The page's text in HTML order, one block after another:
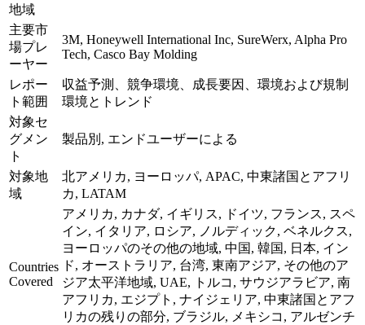
地域
主要市
場プレ
ーヤー
3M, Honeywell International Inc, SureWerx, Alpha Pro
Tech, Casco Bay Molding
レポー
ト範囲
収益予測、競争環境、成長要因、環境および規制
環境とトレンド
対象セ
グメン
ト
製品別, エンドユーザーによる
対象地
域
北アメリカ, ヨーロッパ, APAC, 中東諸国とアフリ
カ, LATAM
Countries
Covered
アメリカ, カナダ, イギリス, ドイツ, フランス, スペ
イン, イタリア, ロシア, ノルディック, ベネルクス,
ヨーロッパのその他の地域, 中国, 韓国, 日本, イン
ド, オーストラリア, 台湾, 東南アジア, その他のア
ジア太平洋地域, UAE, トルコ, サウジアラビア, 南
アフリカ, エジプト, ナイジェリア, 中東諸国とアフ
リカの残りの部分, ブラジル, メキシコ, アルゼンチ